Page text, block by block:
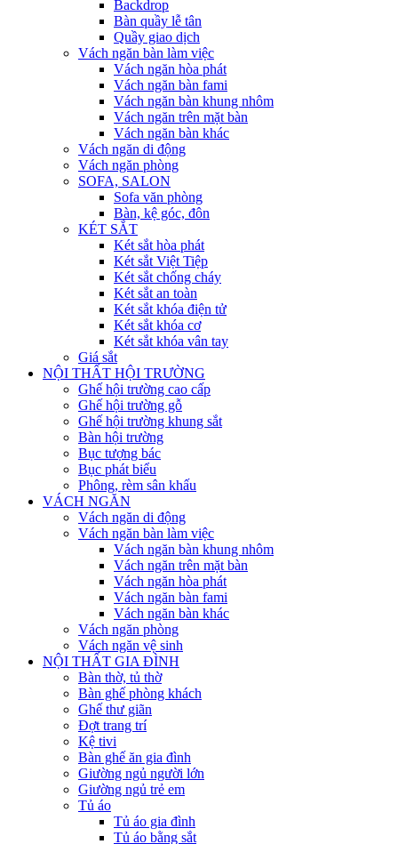
Backdrop
Bàn quầy lễ tân
Quầy giao dịch
Vách ngăn bàn làm việc
Vách ngăn hòa phát
Vách ngăn bàn fami
Vách ngăn bàn khung nhôm
Vách ngăn trên mặt bàn
Vách ngăn bàn khác
Vách ngăn di động
Vách ngăn phòng
SOFA, SALON
Sofa văn phòng
Bàn, kệ góc, đôn
KÉT SẮT
Két sắt hòa phát
Két sắt Việt Tiệp
Két sắt chống cháy
Két sắt an toàn
Két sắt khóa điện tử
Két sắt khóa cơ
Két sắt khóa vân tay
Giá sắt
NỘI THẤT HỘI TRƯỜNG
Ghế hội trường cao cấp
Ghế hội trường gỗ
Ghế hội trường khung sắt
Bàn hội trường
Bục tượng bác
Bục phát biểu
Phông, rèm sân khấu
VÁCH NGĂN
Vách ngăn di động
Vách ngăn bàn làm việc
Vách ngăn bàn khung nhôm
Vách ngăn trên mặt bàn
Vách ngăn hòa phát
Vách ngăn bàn fami
Vách ngăn bàn khác
Vách ngăn phòng
Vách ngăn vệ sinh
NỘI THẤT GIA ĐÌNH
Bàn thờ, tủ thờ
Bàn ghế phòng khách
Ghế thư giãn
Đợt trang trí
Kệ tivi
Bàn ghế ăn gia đình
Giường ngủ người lớn
Giường ngủ trẻ em
Tủ áo
Tủ áo gia đình
Tủ áo bằng sắt